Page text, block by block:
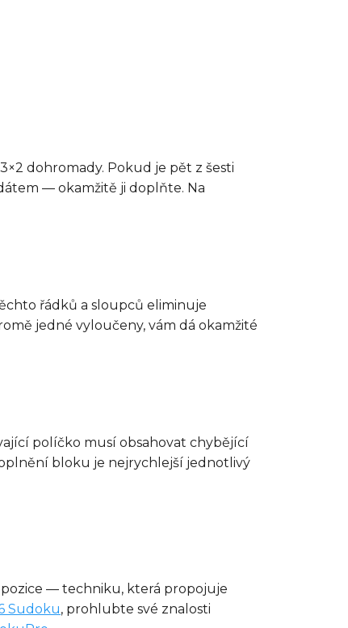
dohromady. Pokud je pět z šesti
— okamžitě ji doplňte. Na
řádků a sloupců eliminuje
jedné vyloučeny, vám dá okamžité
políčko musí obsahovat chybějící
bloku je nejrychlejší jednotlivý
— techniku, která propojuje
Sudoku, prohlubte své znalosti